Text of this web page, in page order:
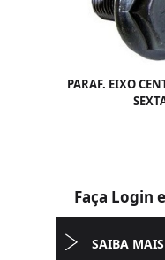
PARAF. EIXO
Faça Login
SAIBA MAIS